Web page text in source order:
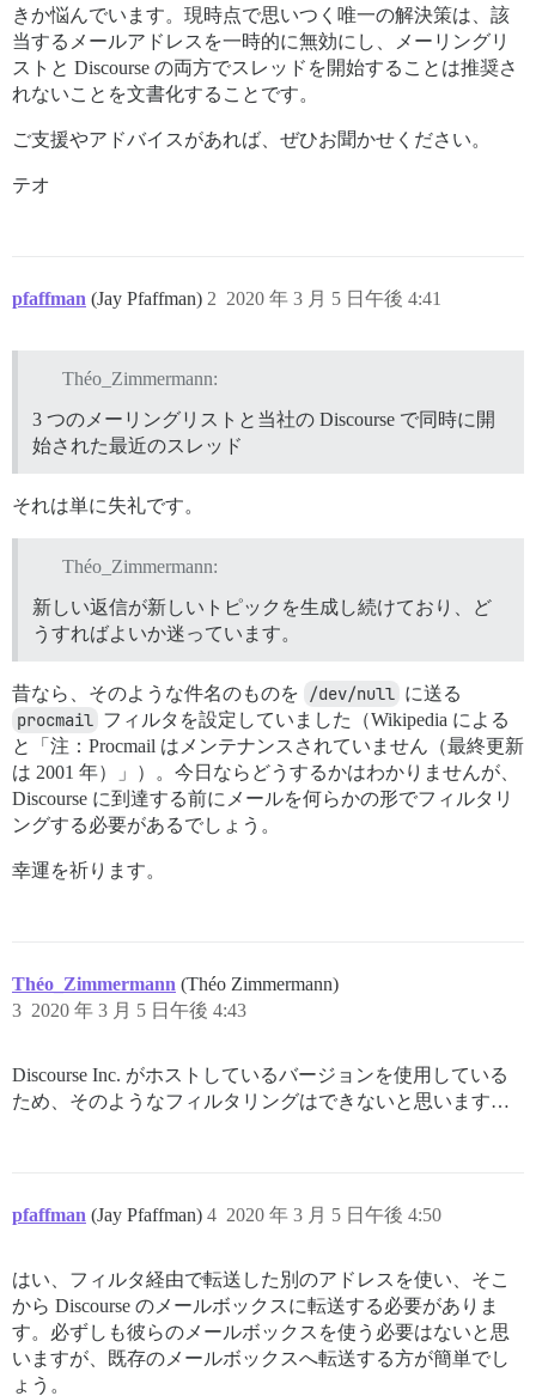
きか悩んでいます。現時点で思いつく唯一の解決策は、該
当するメールアドレスを一時的に無効にし、メーリングリ
ストと Discourse の両方でスレッドを開始することは推奨さ
れないことを文書化することです。
ご支援やアドバイスがあれば、ぜひお聞かせください。
テオ
pfaffman (Jay Pfaffman) 2020 年 3 月 5 日午後 4:41
2
Théo_Zimmermann:
3 つのメーリングリストと当社の Discourse で同時に開
始された最近のスレッド
それは単に失礼です。
Théo_Zimmermann:
新しい返信が新しいトピックを生成し続けており、ど
うすればよいか迷っています。
昔なら、そのような件名のものを /dev/null に送る
procmail フィルタを設定していました（Wikipedia による
と「注：Procmail はメンテナンスされていません（最終更新
は 2001 年）」）。今日ならどうするかはわかりませんが、
Discourse に到達する前にメールを何らかの形でフィルタリ
ングする必要があるでしょう。
幸運を祈ります。
Théo_Zimmermann (Théo Zimmermann)
2020 年 3 月 5 日午後 4:43
3
Discourse Inc. がホストしているバージョンを使用している
ため、そのようなフィルタリングはできないと思います…
pfaffman (Jay Pfaffman) 2020 年 3 月 5 日午後 4:50
4
はい、フィルタ経由で転送した別のアドレスを使い、そこ
から Discourse のメールボックスに転送する必要がありま
す。必ずしも彼らのメールボックスを使う必要はないと思
いますが、既存のメールボックスへ転送する方が簡単でし
ょう。